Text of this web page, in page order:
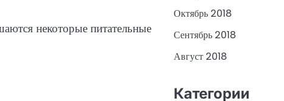
некоторые питательные
Октябрь 2018
Сентябрь 2018
Август 2018
Категории